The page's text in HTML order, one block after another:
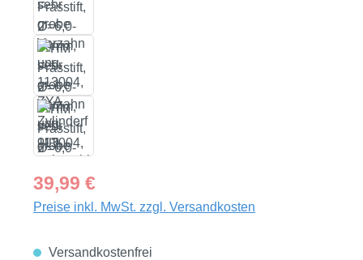
Regulärer Preis:
39,99 €
Preise inkl. MwSt. zzgl. Versandkosten
Versandkostenfrei